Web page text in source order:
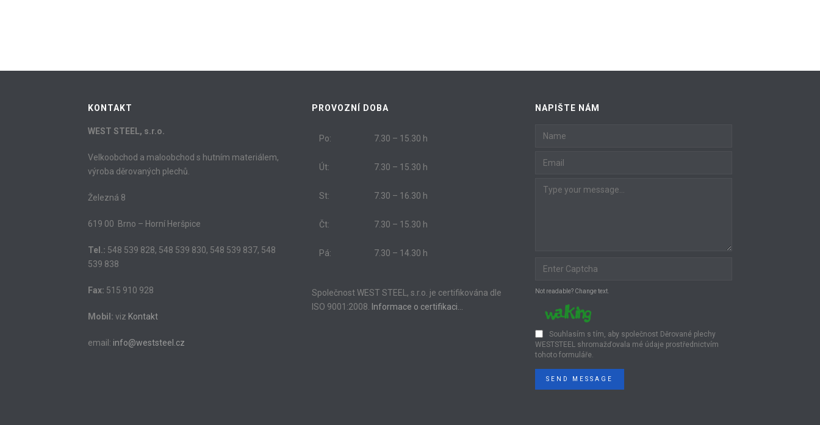
KONTAKT
WEST STEEL, s.r.o.
Velkoobchod a maloobchod s hutním materiálem,
výroba děrovaných plechů.
Železná 8
619 00 Brno – Horní Heršpice
Tel.: 548 539 828, 548 539 830, 548 539 837, 548
539 838
Fax: 515 910 928
Mobil: viz Kontakt
email: info@weststeel.cz
PROVOZNÍ DOBA
Po: 7.30 – 15.30 h
Út: 7.30 – 15.30 h
St: 7.30 – 16.30 h
Čt: 7.30 – 15.30 h
Pá: 7.30 – 14.30 h
Společnost WEST STEEL, s.r.o. je certifikována dle
ISO 9001:2008.
Informace o certifikaci…
NAPIŠTE NÁM
Not readable? Change text.
Souhlasím s tím, aby společnost Děrované plechy
WESTSTEEL shromažďovala mé údaje prostřednictvím
tohoto formuláře.
SEND MESSAGE